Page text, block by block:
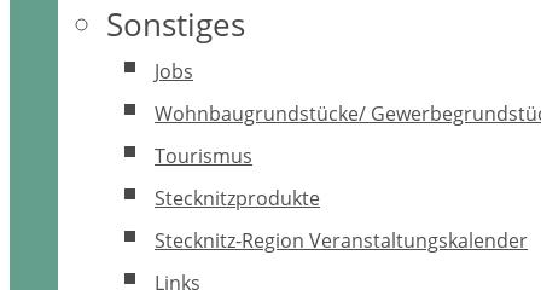
Sonstiges
Jobs
Wohnbaugrundstücke/
Tourismus
Stecknitzprodukte
Stecknitz-Region Veranstaltungskalender
Links